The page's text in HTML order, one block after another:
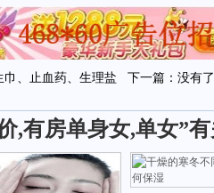
、止血药、生理盐
下一篇：没有了
,有房单身女,单女”